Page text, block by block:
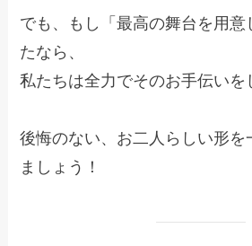
でも、もし「最高の舞台を用意
たなら、
私たちは全力でそのお手伝いを
後悔のない、お二人らしい形を
ましょう！